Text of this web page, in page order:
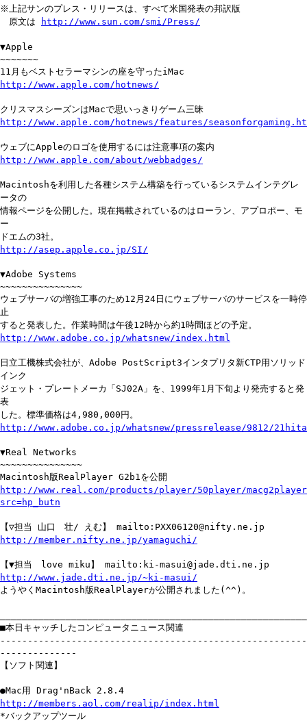
※上記サンのプレス・リリースは、すべて米国発表の邦訳版
原文は
http://www.sun.com/smi/Press/
▼Apple
~~~~~~~
11月もベストセラーマシンの座を守ったiMac
http://www.apple.com/hotnews/
クリスマスシーズンはMacで思いっきりゲーム三昧
http://www.apple.com/hotnews/features/
ウェブにAppleのロゴを使用するには注意事項の案内
http://www.apple.com/about/webbadges/
Macintoshを利用した各種システム構築を行っているシステムインテグレ
ータの
情報ページを公開した。現在掲載されているのはローラン、アプロポー、モ
ー
ドエムの3社。
http://asep.apple.co.jp/SI/
▼Adobe Systems
~~~~~~~~~~~~~~~
ウェブサーバの増強工事のため12月24日にウェブサーバのサービスを一時停
止
すると発表した。作業時間は午後12時から約1時間ほどの予定。
http://www.adobe.co.jp/whatsnew/index.html
日立工機株式会社が、Adobe PostScript3インタプリタ新CTP用ソリッド
インク
ジェット・プレートメーカ「SJ02A」を、1999年1月下旬より発売すると発
表
した。標準価格は4,980,000円。
http://www.adobe.co.jp/whatsnew/pressrelease/9812/
▼Real Networks
~~~~~~~~~~~~~~~
Macintosh版RealPlayer G2b1を公開
http://www.real.com/products/player/50player/
src=hp_butn
【▽担当 山口 壮/ えむ】 mailto:PXX06120@nifty.ne.jp
http://member.nifty.ne.jp/yamaguchi/
【▼担当 love miku】 mailto:ki-masui@jade.dti.ne.jp
http://www.jade.dti.ne.jp/~ki-masui/
ようやくMacintosh版RealPlayerが公開されました(^^)。
■本日キャッチしたコンピュータニュース関連
--------------------------------------------------------
--------------
【ソフト関連】
●Mac用 Drag'nBack 2.8.4
http://members.aol.com/realip/index.html
*バックアップツール